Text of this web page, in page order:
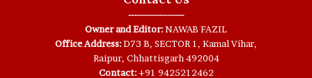
--------------------
Owner and Editor:NAWAB FAZIL
Office Address:D73 B, SECTOR 1, Kamal Vihar,
Raipur, Chhattisgarh 492004
Contact:+91 9425212462